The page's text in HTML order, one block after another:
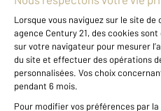
Mentions légales & CGU
Données
Gestionnaire